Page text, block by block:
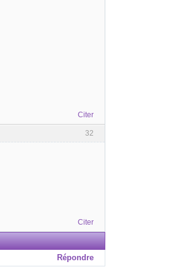
Citer
32
Citer
Répondre